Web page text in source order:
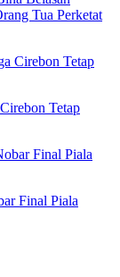
Tua Perketat
Tetap
Final Piala